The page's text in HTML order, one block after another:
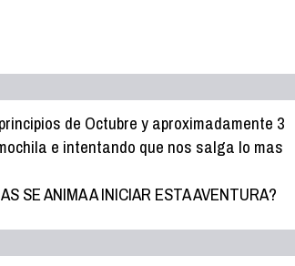
de Octubre y aproximadamente 3
e intentando que nos salga lo mas
ANIMA A INICIAR ESTA AVENTURA?